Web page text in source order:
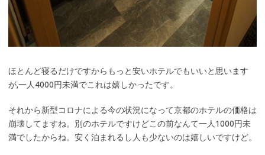
ほとんど寝るだけですからもっと安いホテルでもいいと思います
が,一人4000円未満でこれは嬉しかったです。
それから新型コロナによる今の状況になって京都のホテルの価格は
崩壊してますね。別のホテルですけどこの前なんて一人1000円未
満でしたからね。安く泊まれるし人も少ないのは嬉しいですけど。